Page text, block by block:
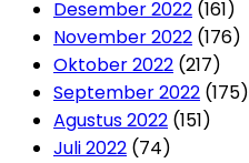
Desember 2022 (161)
November 2022 (176)
Oktober 2022 (217)
September 2022 (175)
Agustus 2022 (151)
Juli 2022 (74)